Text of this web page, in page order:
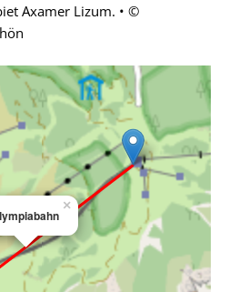
Axamer Lizum. • ©
×